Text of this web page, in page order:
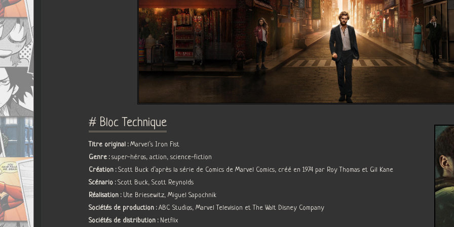
# Bloc Technique
Titre original :Marvel’s Iron Fist
Genre :super-héros, action, science-fiction
Création :Scott Buck d’après la série de Comics de Marvel Comics, créé en 1974 par Roy Thomas et Gil Kane
Scénario :Scott Buck, Scott Reynolds
Réalisation : Ute Briesewitz, Miguel Sapochnik
Sociétés de production :ABC Studios, Marvel Television et The Walt Disney Company
Sociétés de distribution : Netflix